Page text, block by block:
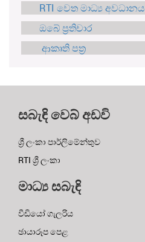
RTI වෙත මාධ්‍ය අවධානය
ඔබේ ප්‍රතිචාර
ආකෘති පත්‍ර
සබැඳි වෙබ් අඩවි
ශ්‍රී ලංකා පාර්ලිමේන්තුව
RTI ශ්‍රී ලංකා
මාධ්‍ය සබැඳි
වීඩියෝ ගැලරිය
ඡායාරූප පෙළ